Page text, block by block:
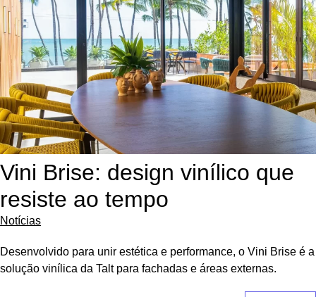
Vini Brise: design vinílico que
resiste ao tempo
Notícias
Desenvolvido para unir estética e performance, o Vini Brise é a
solução vinílica da Talt para fachadas e áreas externas.